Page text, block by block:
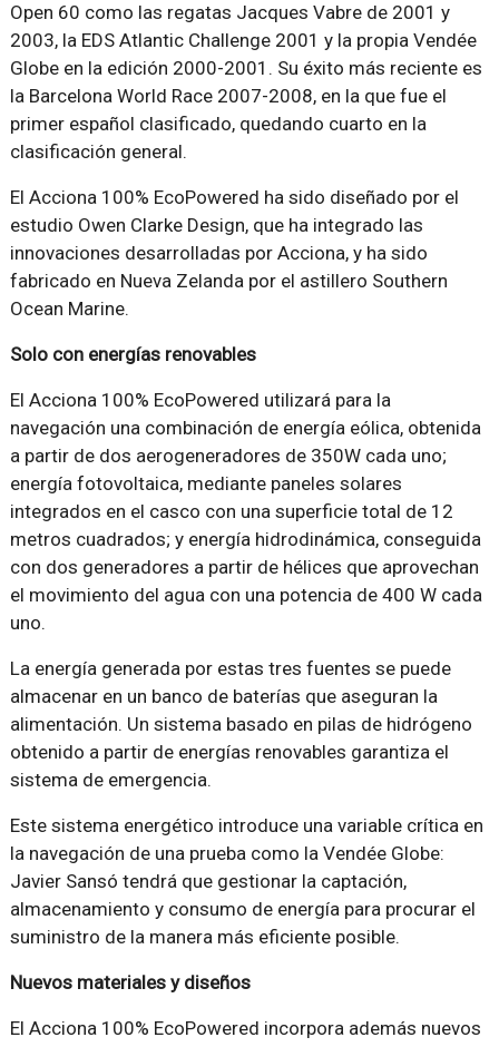
Open 60 como las regatas Jacques Vabre de 2001 y
2003, la EDS Atlantic Challenge 2001 y la propia Vendée
Globe en la edición 2000-2001. Su éxito más reciente es
la Barcelona World Race 2007-2008, en la que fue el
primer español clasificado, quedando cuarto en la
clasificación general.
El Acciona 100% EcoPowered ha sido diseñado por el
estudio Owen Clarke Design, que ha integrado las
innovaciones desarrolladas por Acciona, y ha sido
fabricado en Nueva Zelanda por el astillero Southern
Ocean Marine.
Solo con energías renovables
El Acciona 100% EcoPowered utilizará para la
navegación una combinación de energía eólica, obtenida
a partir de dos aerogeneradores de 350W cada uno;
energía fotovoltaica, mediante paneles solares
integrados en el casco con una superficie total de 12
metros cuadrados; y energía hidrodinámica, conseguida
con dos generadores a partir de hélices que aprovechan
el movimiento del agua con una potencia de 400 W cada
uno.
La energía generada por estas tres fuentes se puede
almacenar en un banco de baterías que aseguran la
alimentación. Un sistema basado en pilas de hidrógeno
obtenido a partir de energías renovables garantiza el
sistema de emergencia.
Este sistema energético introduce una variable crítica en
la navegación de una prueba como la Vendée Globe:
Javier Sansó tendrá que gestionar la captación,
almacenamiento y consumo de energía para procurar el
suministro de la manera más eficiente posible.
Nuevos materiales y diseños
El Acciona 100% EcoPowered incorpora además nuevos